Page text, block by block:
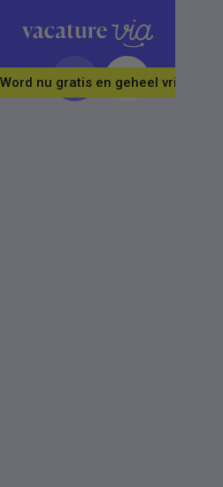
Word nu gratis en geheel